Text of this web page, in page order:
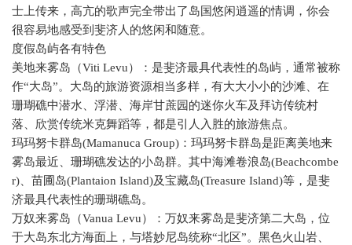
士上传来，高亢的歌声完全带出了岛国悠闲逍遥的情调，你会
很容易地感受到斐济人的悠闲和随意。
度假岛屿各有特色
美地来雾岛（Viti Levu）：是斐济最具代表性的岛屿，通常被称
作“大岛”。大岛的旅游资源相当多样，有大大小小的沙滩、在
珊瑚礁中潜水、浮潜、海岸甘蔗园的迷你火车及拜访传统村
落、欣赏传统米克舞蹈等，都是引人入胜的旅游焦点。
玛玛努卡群岛(Mamanuca Group) ：玛玛努卡群岛是距离美地来
雾岛最近、珊瑚礁发达的小岛群。其中海滩卷浪岛(Beachcombe
r)、苗圃岛(Plantaion Island)及宝藏岛(Treasure Island)等，是斐
济最具代表性的珊瑚礁岛。
万奴来雾岛（Vanua Levu）：万奴来雾岛是斐济第二大岛，位
于大岛东北方海面上，与塔妙尼岛统称“北区”。黑色火山岩、